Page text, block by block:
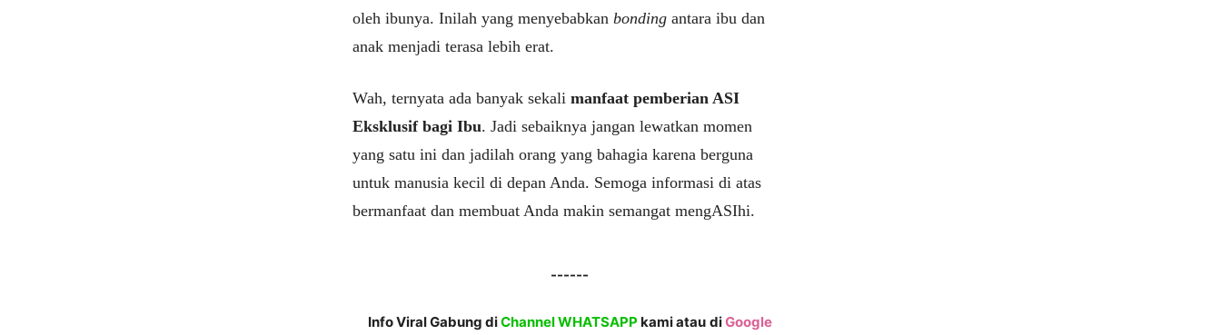
oleh ibunya. Inilah yang menyebabkan bonding antara ibu dan
anak menjadi terasa lebih erat.
Wah, ternyata ada banyak sekali manfaat pemberian ASI
Eksklusif bagi Ibu. Jadi sebaiknya jangan lewatkan momen
yang satu ini dan jadilah orang yang bahagia karena berguna
untuk manusia kecil di depan Anda. Semoga informasi di atas
bermanfaat dan membuat Anda makin semangat mengASIhi.
------
Info Viral Gabung diChannel WHATSAPPkami atau diGoogle